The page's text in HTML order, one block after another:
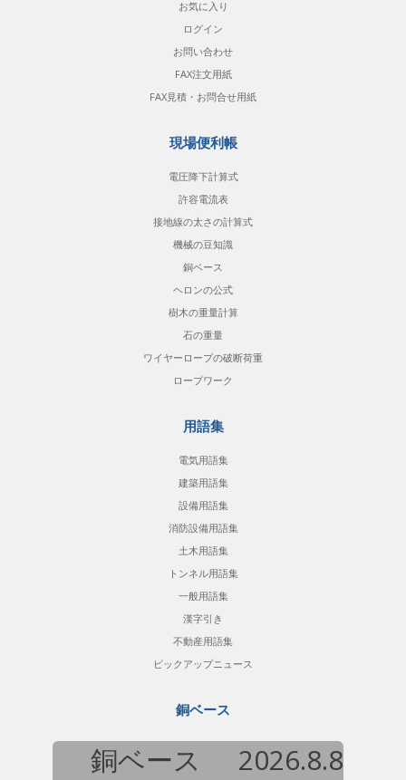
お気に入り
ログイン
お問い合わせ
FAX注文用紙
FAX見積・お問合せ用紙
現場便利帳
電圧降下計算式
許容電流表
接地線の太さの計算式
機械の豆知識
銅ベース
ヘロンの公式
樹木の重量計算
石の重量
ワイヤーロープの破断荷重
ロープワーク
用語集
電気用語集
建築用語集
設備用語集
消防設備用語集
土木用語集
トンネル用語集
一般用語集
漢字引き
不動産用語集
ピックアップニュース
銅ベース
銅ベース 2026.8.8